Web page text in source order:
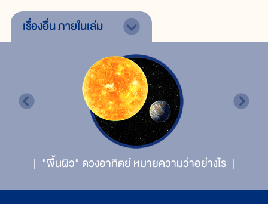
เรื่องอื่นภายในเล่ม
"พื้นผิว" ดวงอาทิตย์ หมายความว่าอย่างไร